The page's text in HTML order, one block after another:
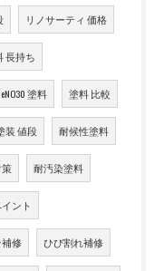
リノサーティ 価格
長持ち
塗料 塗料 比較
装 値段 耐候性塗料
耐汚染塗料
ント
修 ひび割れ補修